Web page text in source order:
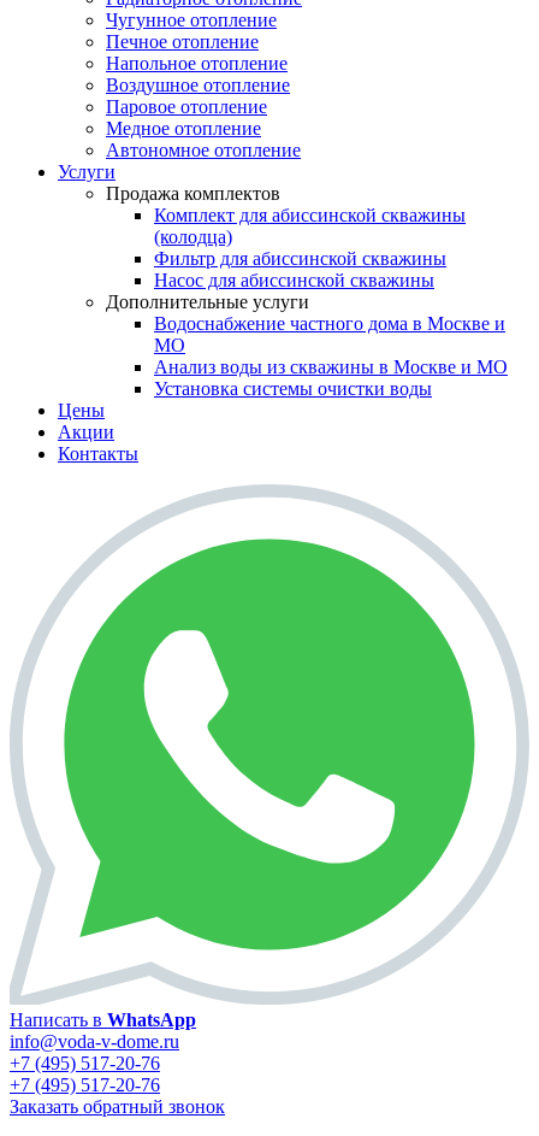
Чугунное отопление
Печное отопление
Напольное отопление
Воздушное отопление
Паровое отопление
Медное отопление
Автономное отопление
Услуги
Продажа комплектов
Комплект для абиссинской скважины
(колодца)
Фильтр для абиссинской скважины
Насос для абиссинской скважины
Дополнительные услуги
Водоснабжение частного дома в Москве и
МО
Анализ воды из скважины в Москве и МО
Установка системы очистки воды
Цены
Акции
Контакты
Написать в WhatsApp
info@voda-v-dome.ru
+7 (495) 517-20-76
+7 (495) 517-20-76
Заказать обратный звонок